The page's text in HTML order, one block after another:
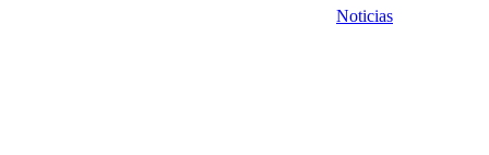
Noticias